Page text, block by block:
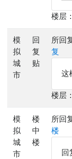
楼层
模
拟
城
市
回
复
贴
所回
复
这
楼层
模
拟
城
市
楼
中
楼
所回
楼
回